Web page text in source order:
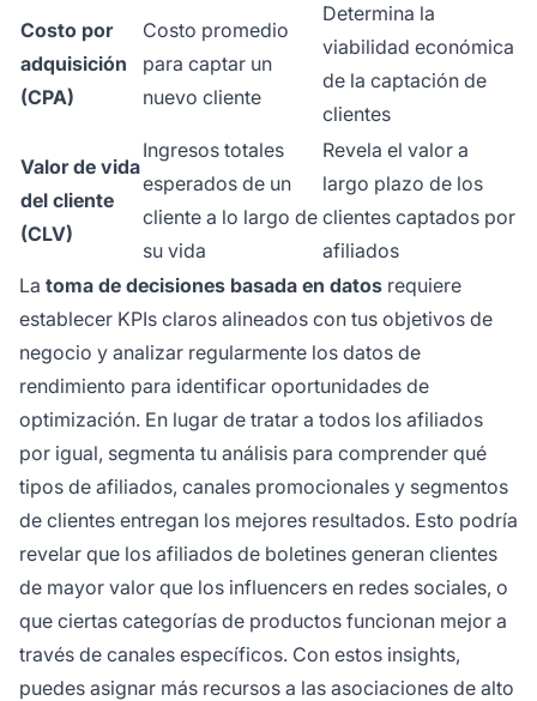
Costo por
adquisición
(CPA)
Costo promedio
para captar un
nuevo cliente
Determina la
viabilidad económica
de la captación de
clientes
Valor de vida
del cliente
(CLV)
Ingresos totales
esperados de un
cliente a lo largo de
su vida
Revela el valor a
largo plazo de los
clientes captados por
afiliados
La toma de decisiones basada en datos requiere
establecer KPIs claros alineados con tus objetivos de
negocio y analizar regularmente los datos de
rendimiento para identificar oportunidades de
optimización. En lugar de tratar a todos los afiliados
por igual, segmenta tu análisis para comprender qué
tipos de afiliados, canales promocionales y segmentos
de clientes entregan los mejores resultados. Esto podría
revelar que los afiliados de boletines generan clientes
de mayor valor que los influencers en redes sociales, o
que ciertas categorías de productos funcionan mejor a
través de canales específicos. Con estos insights,
puedes asignar más recursos a las asociaciones de alto